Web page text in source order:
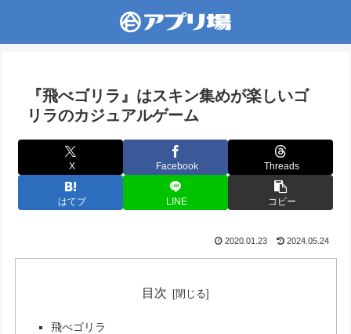
『飛べゴリラ』はスキン集めが楽しいゴ
リラのカジュアルゲーム
X Facebook Threads
はてブ LINE コピー
2020.01.23 2024.05.24
目次
飛べゴリラ